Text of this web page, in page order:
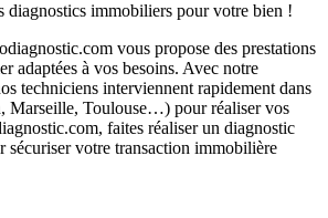
diagnostics immobiliers pour votre bien !
vous propose des prestations
adaptées à vos besoins. Avec notre
techniciens interviennent rapidement dans
Marseille, Toulouse…) pour réaliser vos
faites réaliser un diagnostic
sécuriser votre transaction immobilière